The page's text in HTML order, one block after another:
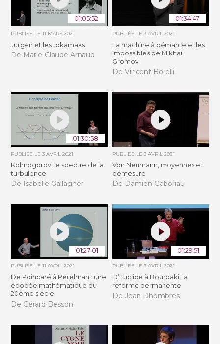
01:05:52
PUBLIÉE LE11 MARS 2021
Jürgen et les tokamaks
De Marie-Claude Arnaud
01:34:47
PUBLIÉE LE 3 AVRIL 2021
La machine à démanteler les
impossibles de Mikhaïl
Gromov
De Vincent Borelli
01:30:58
PUBLIÉE LE3 AVRIL 2021
Kolmogorov, le spectre de la
turbulence
De Isabelle Gallagher
PUBLIÉE LE 3 AVRIL 2021
Von Neumann, moyennes et
démesure
De Damien Gaboriau
01:27:01
PUBLIÉE LE11 AVRIL 2021
De Poincaré à Perelman : une
épopée mathématique du
20ème siècle
De Gérard Besson
01:29:51
PUBLIÉE LE 3 AVRIL 2021
D’Euclide à Bourbaki, la
réforme permanente
De Jean Dhombres